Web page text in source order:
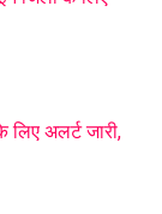
लिए अलर्ट जारी,